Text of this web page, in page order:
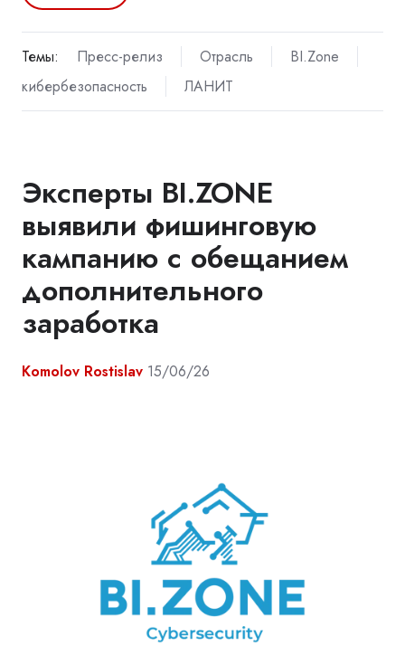
Темы: Пресс-релиз Отрасль
BI.Zone
кибербезопасность
ЛАНИТ
Эксперты BI.ZONE
выявили фишинговую
кампанию с обещанием
дополнительного
заработка
Komolov Rostislav 15/06/26